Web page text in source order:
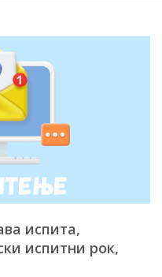
испита,
испитни рок,